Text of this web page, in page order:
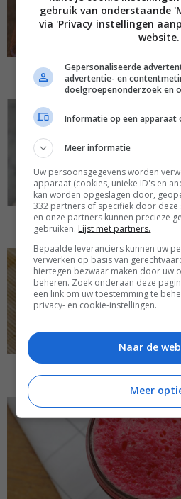
KURKUMA
3 X PLANTAARDIGE
WATERMELON
gebruik van onderstaande
via 'Privacy instellingen
website.
Gepersonaliseerde
advertentie- en
doelgroepenonderzoek en
Informatie op een apparaat
Meer informatie
Uw persoonsgegevens worden
apparaat (cookies, unieke ID's en
kan worden opgeslagen door,
332 partners of specifiek door deze
en onze partners kunnen precieze
gebruiken. Lijst met partners.
Bepaalde leveranciers kunnen uw
verwerken op basis van
hiertegen bezwaar maken door uw
beheren. Zoek onderaan deze
een link om uw toestemming te
privacy- en cookie-instellingen.
Naar de
Meer